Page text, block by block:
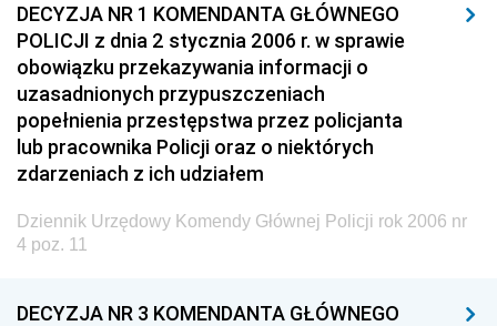
Dziennik Urzędowy Ministra Gospodarki
Dziennik Urzędowy Urzędu Ochrony Konkurencji i
Konsumentów
Dziennik Urzędowy Ministra Pracy i Polityki
Społecznej
Dziennik Urzędowy Ministra Spraw Zagranicznych
Dziennik Urzędowy Urzędu Lotnictwa Cywilnego
DECYZJA NR 1 KOMENDANTA GŁÓWNEGO
POLICJI z dnia 2 stycznia 2006 r. w sprawie
obowiązku przekazywania informacji o
uzasadnionych przypuszczeniach
popełnienia przestępstwa przez policjanta
lub pracownika Policji oraz o niektórych
zdarzeniach z ich udziałem
Dziennik Urzędowy Komendy Głównej Policji rok 2006 nr
4 poz. 11
DECYZJA NR 3 KOMENDANTA GŁÓWNEGO